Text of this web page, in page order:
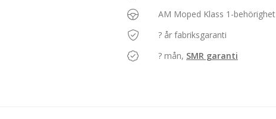
AM Moped Klass 1-behörighet
? år fabriksgaranti
? mån, SMR garanti